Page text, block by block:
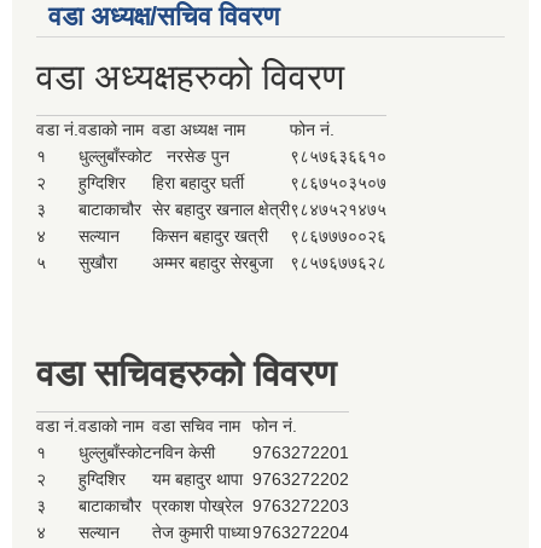
वडा अध्यक्ष/सचिव विवरण
वडा अध्यक्षहरुको विवरण
वडा नं.वडाको नाम वडा अध्यक्ष नाम
फोन नं.
१
धुल्लुबाँस्कोट नरसेङ पुन
९८५७६३६६१०
२
हुग्दिशिर हिरा बहादुर घर्ती
९८६७५०३५०७
३
बाटाकाचौर सेर बहादुर खनाल क्षेत्री९८४७५२१४७५
४
सल्यान किसन बहादुर खत्री
९८६७७७००२६
५
सुखौरा अम्मर बहादुर सेरबुजा ९८५७६७७६२८
वडा सचिवहरुको विवरण
वडा नं.वडाको नाम वडा सचिव नाम
फोन नं.
१
धुल्लुबाँस्कोटनविन केसी
9763272201
२
हुग्दिशिर यम बहादुर थापा 9763272202
३
बाटाकाचौर प्रकाश पोख्रेल 9763272203
४
सल्यान तेज कुमारी पाध्या9763272204